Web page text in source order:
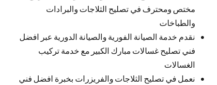
مختص ومحترف في تصليح الثلاجات والبرادات
والطباخات
نقدم خدمة الصيانة الفورية والصيانة الدورية عبر افضل
فني تصليح غسالات مبارك الكبير مع خدمة تركيب
الغسالات
نعمل في تصليح الثلاجات والفريزرات بخبرة افضل فني